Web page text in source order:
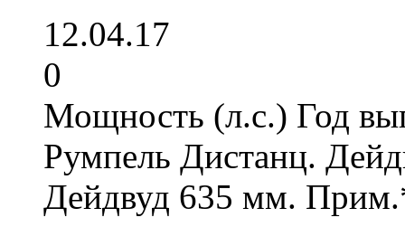
12.04.17
0
Мощность (л.с.) Год
Румпель Дистанц.
Дейдвуд 635 мм.